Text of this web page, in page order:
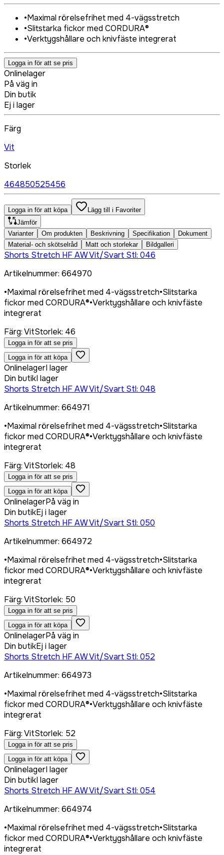
•Maximal rörelsefrihet med 4-vägsstretch
•Slitstarka fickor med CORDURA®
•Verktygshållare och knivfäste integrerat
Logga in för att se pris
Onlinelager
På väg in
Din butik
Ej i lager
Färg
Vit
Storlek
464850525456
Logga in för att köpa
Lägg till i Favoriter
Jämför
Varianter
Om produkten Beskrivning Specifikation
Dokument
Material- och skötselråd
Matt och storlekar Bildgalleri
Shorts Stretch HF AW Vit/Svart Stl: 046
Artikelnummer: 664970
•Maximal rörelsefrihet med 4-vägsstretch•Slitstarka
fickor med CORDURA®•Verktygshållare och knivfäste
integrerat
Färg:VitStorlek: 46
Logga in för att se pris
Logga in för att köpa
OnlinelagerI lager
Din butikI lager
Shorts Stretch HF AW Vit/Svart Stl: 048
Artikelnummer: 664971
•Maximal rörelsefrihet med 4-vägsstretch•Slitstarka
fickor med CORDURA®•Verktygshållare och knivfäste
integrerat
Färg:VitStorlek: 48
Logga in för att se pris
Logga in för att köpa
OnlinelagerPå väg in
Din butikEj i lager
Shorts Stretch HF AW Vit/Svart Stl: 050
Artikelnummer: 664972
•Maximal rörelsefrihet med 4-vägsstretch•Slitstarka
fickor med CORDURA®•Verktygshållare och knivfäste
integrerat
Färg:VitStorlek: 50
Logga in för att se pris
Logga in för att köpa
OnlinelagerPå väg in
Din butikEj i lager
Shorts Stretch HF AW Vit/Svart Stl: 052
Artikelnummer: 664973
•Maximal rörelsefrihet med 4-vägsstretch•Slitstarka
fickor med CORDURA®•Verktygshållare och knivfäste
integrerat
Färg:VitStorlek: 52
Logga in för att se pris
Logga in för att köpa
OnlinelagerI lager
Din butikI lager
Shorts Stretch HF AW Vit/Svart Stl: 054
Artikelnummer: 664974
•Maximal rörelsefrihet med 4-vägsstretch•Slitstarka
fickor med CORDURA®•Verktygshållare och knivfäste
integrerat